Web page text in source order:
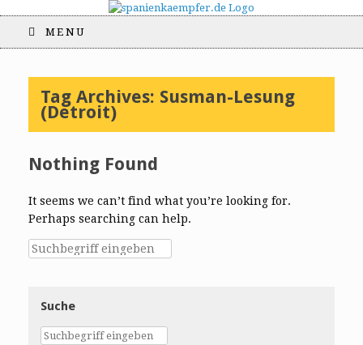
MENU
Tag Archives: Susman-Lesung
(Detroit)
Nothing Found
It seems we can’t find what you’re looking for.
Perhaps searching can help.
Suche